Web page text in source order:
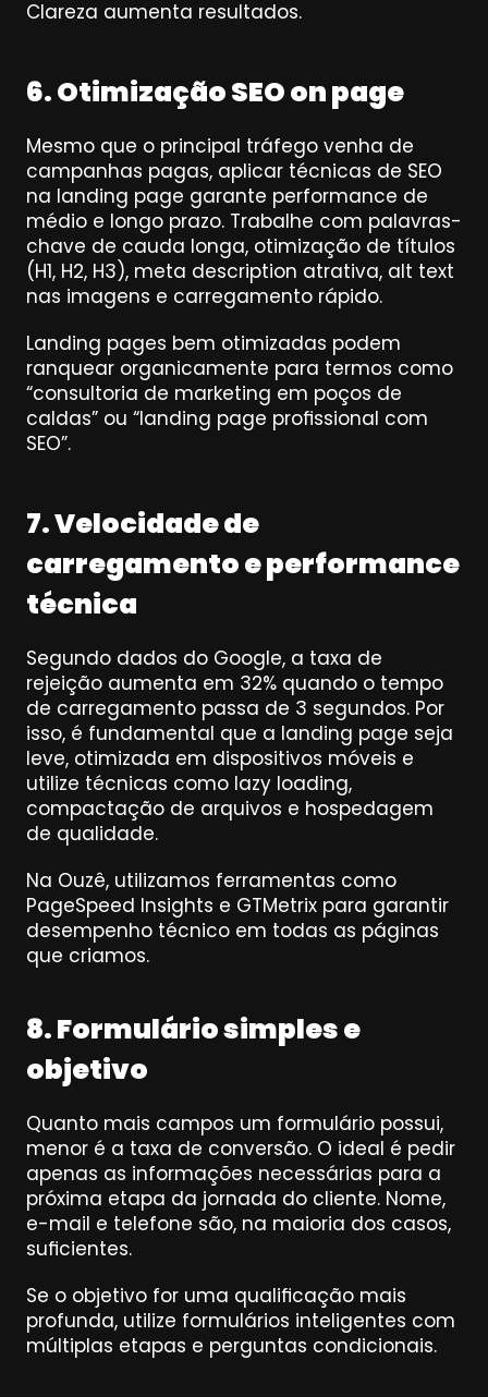
Clareza aumenta resultados.
6. Otimização SEO on page
Mesmo que o principal tráfego venha de
campanhas pagas, aplicar técnicas de SEO
na landing page garante performance de
médio e longo prazo. Trabalhe com palavras-
chave de cauda longa, otimização de títulos
(H1, H2, H3), meta description atrativa, alt text
nas imagens e carregamento rápido.
Landing pages bem otimizadas podem
ranquear organicamente para termos como
“consultoria de marketing em poços de
caldas” ou “landing page profissional com
SEO”.
7. Velocidade de
carregamento e performance
técnica
Segundo dados do Google, a taxa de
rejeição aumenta em 32% quando o tempo
de carregamento passa de 3 segundos. Por
isso, é fundamental que a landing page seja
leve, otimizada em dispositivos móveis e
utilize técnicas como lazy loading,
compactação de arquivos e hospedagem
de qualidade.
Na Ouzê, utilizamos ferramentas como
PageSpeed Insights e GTMetrix para garantir
desempenho técnico em todas as páginas
que criamos.
8. Formulário simples e
objetivo
Quanto mais campos um formulário possui,
menor é a taxa de conversão. O ideal é pedir
apenas as informações necessárias para a
próxima etapa da jornada do cliente. Nome,
e-mail e telefone são, na maioria dos casos,
suficientes.
Se o objetivo for uma qualificação mais
profunda, utilize formulários inteligentes com
múltiplas etapas e perguntas condicionais.